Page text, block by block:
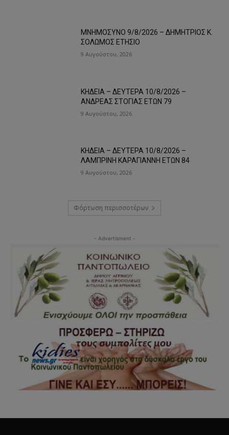
ΜΝΗΜΟΣΥΝΟ 9/8/2026 – ΔΗΜΗΤΡΙΟΣ Κ.
ΣΟΛΩΜΟΣ ΕΤΗΣΙΟ
9 Αυγούστου, 2026
ΚΗΔΕΙΑ – ΔΕΥΤΕΡΑ 10/8/2026 –
ΑΝΔΡΕΑΣ ΣΤΟΓΙΑΣ ΕΤΩΝ 79
9 Αυγούστου, 2026
ΚΗΔΕΙΑ – ΔΕΥΤΕΡΑ 10/8/2026 –
ΛΑΜΠΡΙΝΗ ΚΑΡΑΓΙΑΝΝΗ ΕΤΩΝ 84
9 Αυγούστου, 2026
Φόρτωση περισσοτέρων
- Advertisment -